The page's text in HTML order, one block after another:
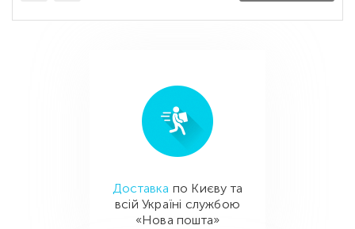
Доставка по Києву та
всій Україні службою
«Нова пошта»